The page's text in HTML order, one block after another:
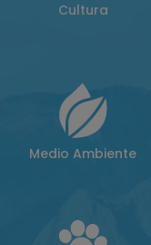
Cultura
Medio Ambiente